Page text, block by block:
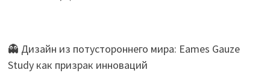
👻 Дизайн из потустороннего мира: Eames Gauze
Study как призрак инноваций